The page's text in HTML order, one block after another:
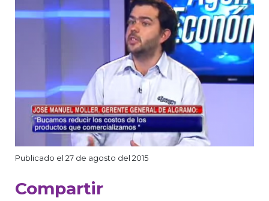
Publicado el 27 de agosto del 2015
Compartir